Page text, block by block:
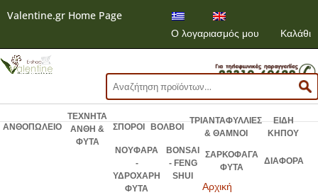
Valentine.gr Home Page
Ο λογαριασμός μου
Καλάθι
Αναζήτηση
για:
ΑΝΘΟΠΩΛΕΙΟ
ΤΕΧΝΗΤΑ
ΑΝΘΗ &
ΦΥΤΑ
ΣΠΟΡΟΙ ΒΟΛΒΟΙ
ΤΡΙΑΝΤΑΦΥΛΛΙΕΣ
& ΘΑΜΝΟΙ
ΕΙΔΗ
ΚΗΠΟΥ
ΝΟΥΦΑΡΑ
-
ΥΔΡΟΧΑΡΗ
ΦΥΤΑ
BONSAI
- FENG
SHUI
ΣΑΡΚΟΦΑΓΑ
ΦΥΤΑ
ΔΙΑΦΟΡΑ
Αρχική